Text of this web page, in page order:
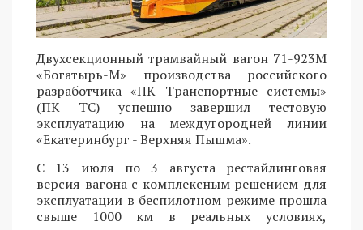
Двухсекционный трамвайный вагон 71-923М
«Богатырь-М» производства российского
разработчика «ПК Транспортные системы»
(ПК ТС) успешно завершил тестовую
эксплуатацию на междугородней линии
«Екатеринбург - Верхняя Пышма».
С 13 июля по 3 августа рестайлинговая
версия вагона с комплексным решением для
эксплуатации в беспилотном режиме прошла
свыше 1000 км в реальных условиях,